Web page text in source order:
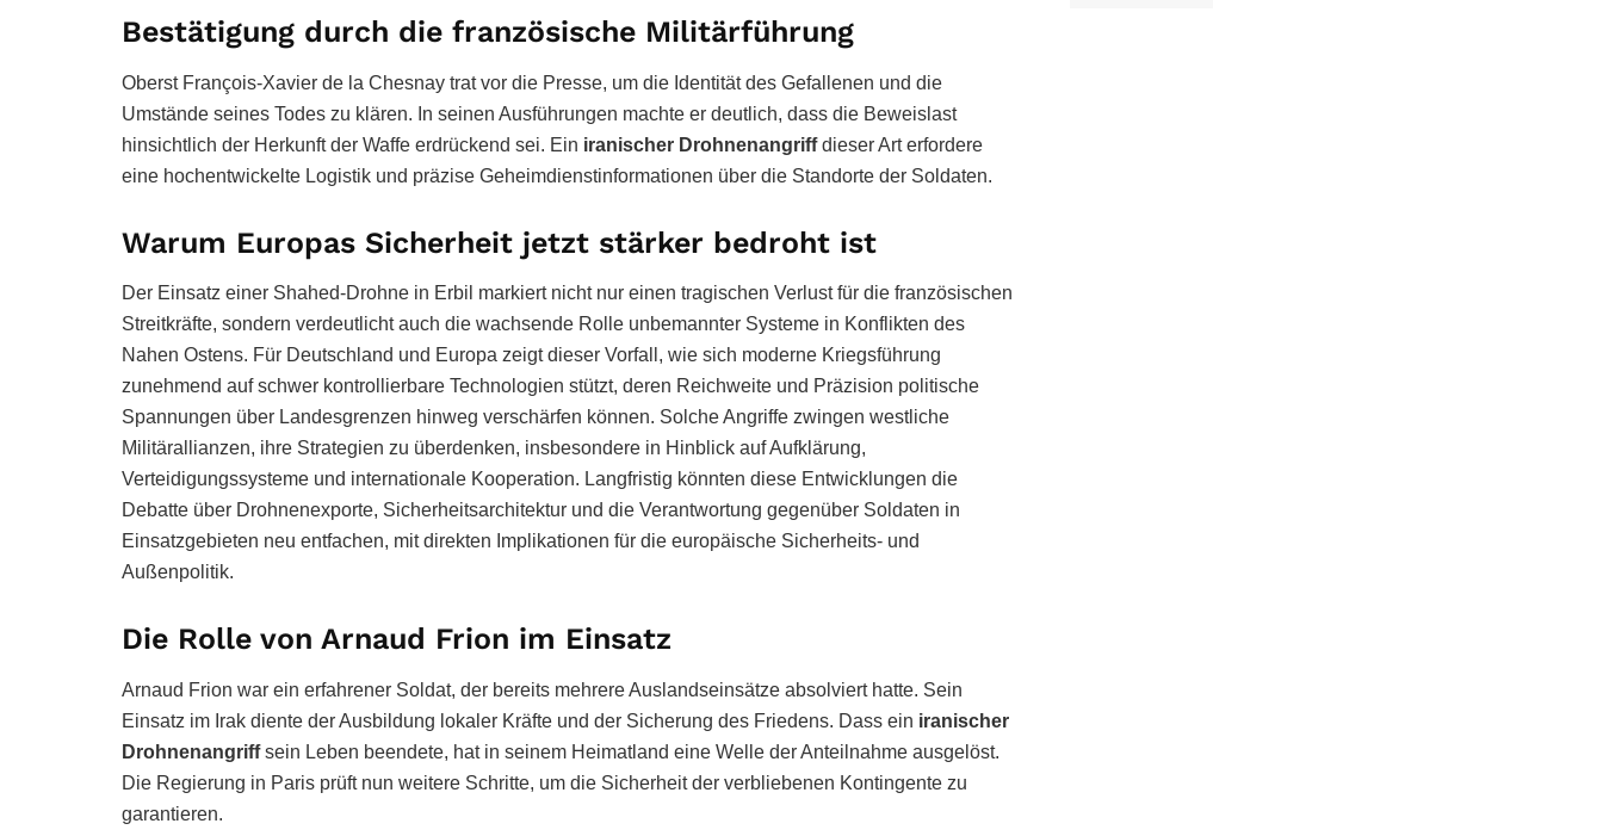
Bestätigung durch die französische Militärführung
Oberst François-Xavier de la Chesnay trat vor die Presse, um die Identität des Gefallenen und die
Umstände seines Todes zu klären. In seinen Ausführungen machte er deutlich, dass die Beweislast
hinsichtlich der Herkunft der Waffe erdrückend sei. Ein iranischer Drohnenangriffdieser Art erfordere
eine hochentwickelte Logistik und präzise Geheimdienstinformationen über die Standorte der Soldaten.
Warum Europas Sicherheit jetzt stärker bedroht ist
Der Einsatz einer Shahed-Drohne in Erbil markiert nicht nur einen tragischen Verlust für die französischen
Streitkräfte, sondern verdeutlicht auch die wachsende Rolle unbemannter Systeme in Konflikten des
Nahen Ostens. Für Deutschland und Europa zeigt dieser Vorfall, wie sich moderne Kriegsführung
zunehmend auf schwer kontrollierbare Technologien stützt, deren Reichweite und Präzision politische
Spannungen über Landesgrenzen hinweg verschärfen können. Solche Angriffe zwingen westliche
Militärallianzen, ihre Strategien zu überdenken, insbesondere in Hinblick auf Aufklärung,
Verteidigungssysteme und internationale Kooperation. Langfristig könnten diese Entwicklungen die
Debatte über Drohnenexporte, Sicherheitsarchitektur und die Verantwortung gegenüber Soldaten in
Einsatzgebieten neu entfachen, mit direkten Implikationen für die europäische Sicherheits- und
Außenpolitik.
Die Rolle von Arnaud Frion im Einsatz
Arnaud Frion war ein erfahrener Soldat, der bereits mehrere Auslandseinsätze absolviert hatte. Sein
Einsatz im Irak diente der Ausbildung lokaler Kräfte und der Sicherung des Friedens. Dass ein iranischer
Drohnenangriffsein Leben beendete, hat in seinem Heimatland eine Welle der Anteilnahme ausgelöst.
Die Regierung in Paris prüft nun weitere Schritte, um die Sicherheit der verbliebenen Kontingente zu
garantieren.